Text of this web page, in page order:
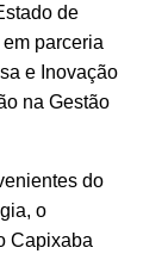
de
parceria
e Inovação
na Gestão
do
o
Capixaba